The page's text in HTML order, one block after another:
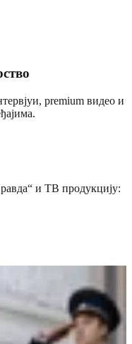
premium видео и
и ТВ продукцију: